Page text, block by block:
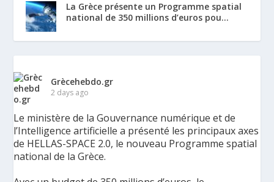
La Grèce présente un Programme spatial
national de 350 millions d’euros pou...
Grècehebdo.gr
2 days ago
Le ministère de la Gouvernance numérique et de
l’Intelligence artificielle a présenté les principaux axes
de HELLAS-SPACE 2.0, le nouveau Programme spatial
national de la Grèce.